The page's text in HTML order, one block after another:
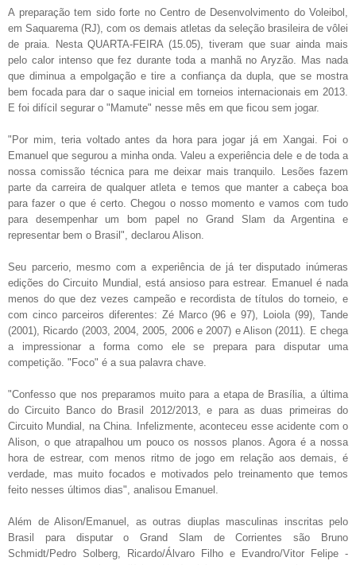
A preparação tem sido forte no Centro de Desenvolvimento do Voleibol,
em Saquarema (RJ), com os demais atletas da seleção brasileira de vôlei
de praia. Nesta QUARTA-FEIRA (15.05), tiveram que suar ainda mais
pelo calor intenso que fez durante toda a manhã no Aryzão. Mas nada
que diminua a empolgação e tire a confiança da dupla, que se mostra
bem focada para dar o saque inicial em torneios internacionais em 2013.
E foi difícil segurar o "Mamute" nesse mês em que ficou sem jogar.
"Por mim, teria voltado antes da hora para jogar já em Xangai. Foi o
Emanuel que segurou a minha onda. Valeu a experiência dele e de toda a
nossa comissão técnica para me deixar mais tranquilo. Lesões fazem
parte da carreira de qualquer atleta e temos que manter a cabeça boa
para fazer o que é certo. Chegou o nosso momento e vamos com tudo
para desempenhar um bom papel no Grand Slam da Argentina e
representar bem o Brasil", declarou Alison.
Seu parcerio, mesmo com a experiência de já ter disputado inúmeras
edições do Circuito Mundial, está ansioso para estrear. Emanuel é nada
menos do que dez vezes campeão e recordista de títulos do torneio, e
com cinco parceiros diferentes: Zé Marco (96 e 97), Loiola (99), Tande
(2001), Ricardo (2003, 2004, 2005, 2006 e 2007) e Alison (2011). E chega
a impressionar a forma como ele se prepara para disputar uma
competição. "Foco" é a sua palavra chave.
"Confesso que nos preparamos muito para a etapa de Brasília, a última
do Circuito Banco do Brasil 2012/2013, e para as duas primeiras do
Circuito Mundial, na China. Infelizmente, aconteceu esse acidente com o
Alison, o que atrapalhou um pouco os nossos planos. Agora é a nossa
hora de estrear, com menos ritmo de jogo em relação aos demais, é
verdade, mas muito focados e motivados pelo treinamento que temos
feito nesses últimos dias", analisou Emanuel.
Além de Alison/Emanuel, as outras diuplas masculinas inscritas pelo
Brasil para disputar o Grand Slam de Corrientes são Bruno
Schmidt/Pedro Solberg, Ricardo/Álvaro Filho e Evandro/Vitor Felipe -